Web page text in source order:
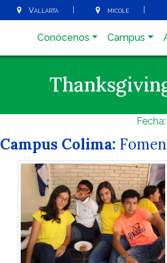
Vallarta micole
Conócenos Campus
Campus Colima: